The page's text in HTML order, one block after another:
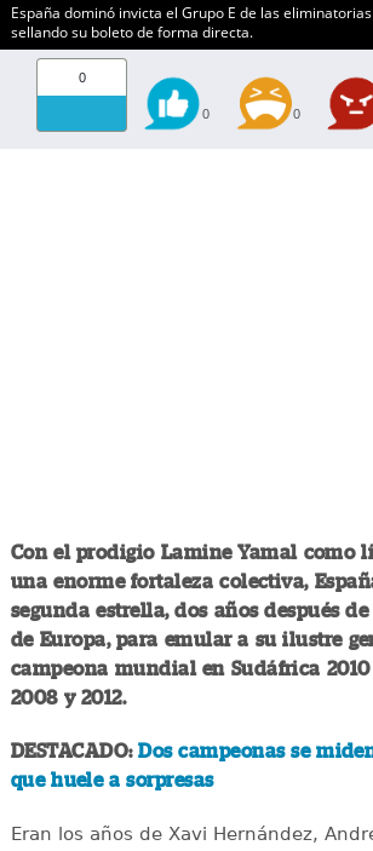
España dominó invicta el Grupo E de las
sellando su boleto de forma directa.
0
0 0
Con el prodigio Lamine Yamal como
una enorme fortaleza colectiva,
segunda estrella, dos años después
de Europa, para emular a su ilustre
campeona mundial en Sudáfrica
2008 y 2012.
DESTACADO:Dos campeonas se
que huele a sorpresas
Eran los años de Xavi Hernández,